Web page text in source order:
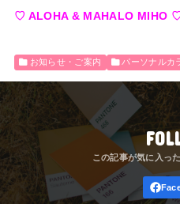
♡ ALOHA & MAHALO MIHO
お知らせ・ご案内 パーソナルカ